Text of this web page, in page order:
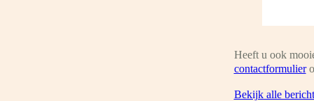
Heeft u ook
contactformulier
Bekijk alle